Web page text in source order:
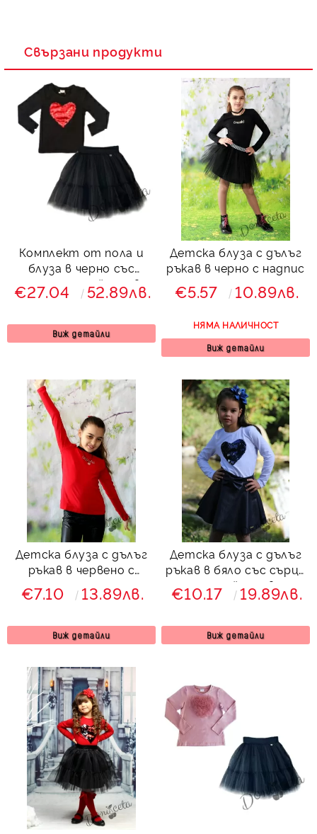
Свързани продукти
Комплект от пола и
блуза в черно със
сърце от пайети в
червено
€27.04 52.89лв.
Виж детайли
Детска блуза с дълъг
ръкав в черно с надпис
€5.57 10.89лв.
НЯМА НАЛИЧНОСТ
Виж детайли
Детска блуза с дълъг
ръкав в червено с
надпис
€7.10 13.89лв.
Виж детайли
Детска блуза с дълъг
ръкав в бяло със сърце
от пайети в
тъмносиньо и
€10.17 19.89лв.
Виж детайли